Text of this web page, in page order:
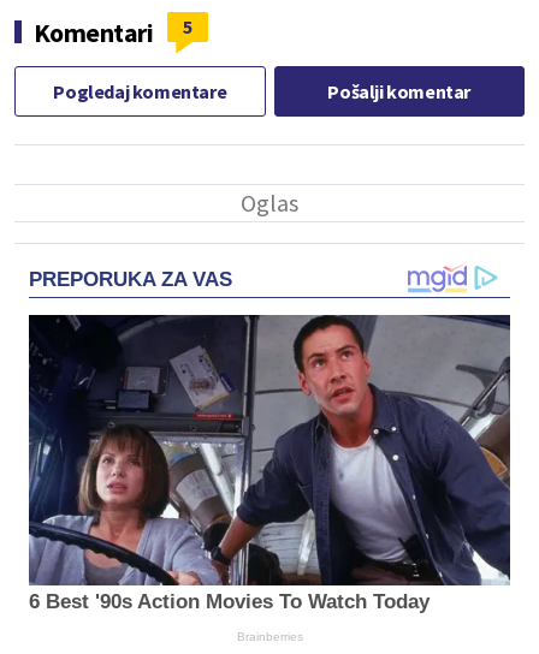
Komentari 5
Pogledaj komentare Pošalji komentar
PREPORUKA ZA VAS
6 Best '90s Action Movies To Watch Today
Brainberries